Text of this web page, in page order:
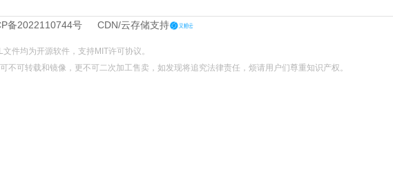
备2022110744号 CDN/云存储支持
件均为开源软件，支持MIT许可协议。
不可转载和镜像，更不可二次加工售卖，如发现将追究法律责任，烦请用户们尊重知识产权。